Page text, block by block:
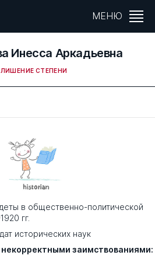
МЕНЮ
Инесса Аркадьевна
ЛИШЕНИЕ СТЕПЕНИ
в общественно-политической
гг.
исторических наук
заимствованиями: